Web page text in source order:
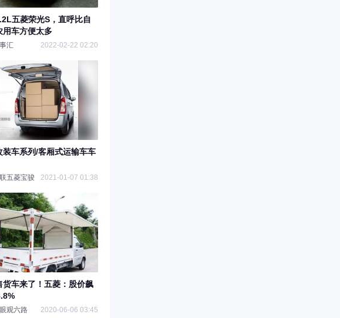
五菱荣光S，直呼比自
用车方便太多
汇 2022-02-22 02:20
装车系列/客厢式运输车车
五菱宝骏 2021-01-07 01:38
货车来了！五菱：股价飙
观六路 2020-06-06 03:45